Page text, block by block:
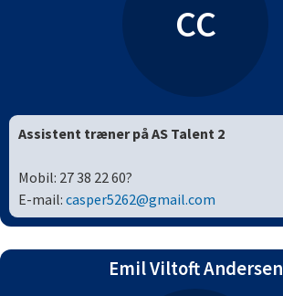
CC
Assistent træner på AS Talent 2
Mobil: 27 38 22 60?
E-mail: casper5262@gmail.com
Emil Viltoft Andersen